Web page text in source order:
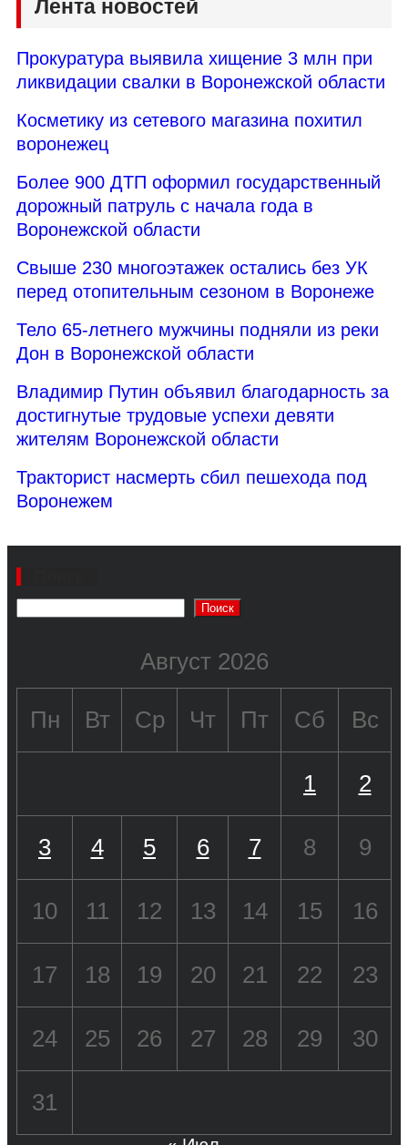
Лента новостей
Прокуратура выявила хищение 3 млн при
ликвидации свалки в Воронежской области
Косметику из сетевого магазина похитил
воронежец
Более 900 ДТП оформил государственный
дорожный патруль с начала года в
Воронежской области
Свыше 230 многоэтажек остались без УК
перед отопительным сезоном в Воронеже
Тело 65-летнего мужчины подняли из реки
Дон в Воронежской области
Владимир Путин объявил благодарность за
достигнутые трудовые успехи девяти
жителям Воронежской области
Тракторист насмерть сбил пешехода под
Воронежем
Поиск
Август 2026
Пн Вт Ср Чт Пт Сб Вс
1 2
3 4 5 6 7 8 9
10 11 12 13 14 15 16
17 18 19 20 21 22 23
24 25 26 27 28 29 30
31